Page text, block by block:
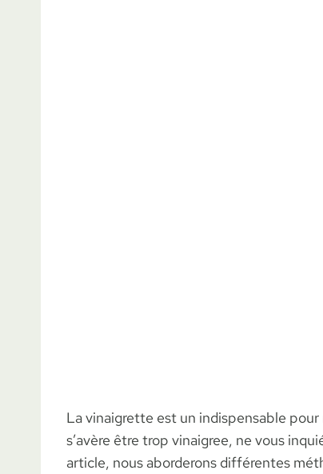
La vinaigrette est un indispensable pour
s’avère être trop vinaigree, ne vous
article, nous aborderons différentes